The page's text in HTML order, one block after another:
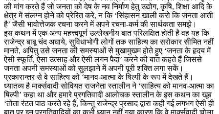
की मांग करते हैं जो जनता को देष के नव निर्माण हेतु उद्योग, कृषि, शिक्षा आदि के
क्षेत्र में संलग्न होने को प्रेरित करे, न कि ‘सिंहासन खाली करो कि जनता आती
है’ जैसी भावोत्तेजक रचना करने में अपने रचना-कर्म की सार्थकता समझे।
इस कथन में एक अन्य महत्त्वपूर्ण उल्लेखनीय बात परिलक्षित होती है वह यह कि
राजेन्द्र बाबू चंद अघाये, सुविधाभोगी लोगों तक साहित्य का सरोकार सीमित नहीं
मानते, अपितु उसे जनता की समस्याओं से मुखामुखम होते हुए ‘जनता के हृदय में
ऐसी स्फूर्ति, ऐसा उत्साह और ऐसी लगन पैदा’ करने की बात कहते हैं जिससे
जनता अपनी समस्याओं को सुलझाने में अपनी पूरी शक्ति लगा सकें।
प्रकारान्तर से वे साहित्य को ‘मानव-आत्मा के षिल्पी के रूप में देखते हैं।
ध्यातव्य है मार्क्सवादी सोवियत राजनेता स्तालीन ने ‘साहित्य को मानव-आत्मा का
षिल्पी’ कहा था और हमारे प्रगतिवादी आलोचक स्तालीन के इस कथन का खूब
‘तोता रंटत पाठ करते रहे हैं, किन्तु राजेन्द्र प्रसाद द्वारा कही गई लगभग ऐसी ही
बात पर इन प्रगतिवादियों का कभी ध्यान नहीं गया कारण कि वे मार्क्सवादी चोला